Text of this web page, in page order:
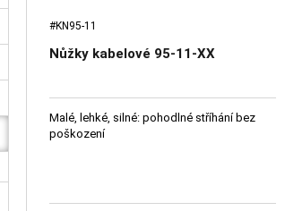
#KN95-11
Nůžky kabelové 95-11-XX
Malé, lehké, silné: pohodlné stříhání bez
poškození